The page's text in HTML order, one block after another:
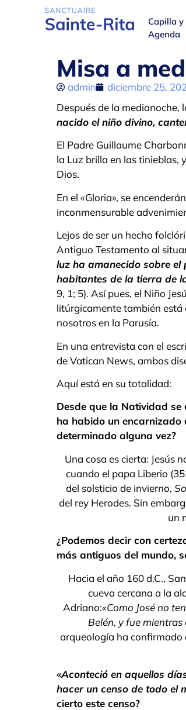
Capilla
Agenda
Misa a
admin diciembre 25,
Después de la medianoche,
nacido el niño divino,
El Padre Guillaume
la Luz brilla en las tinieblas,
Dios.
En el «Gloria», se
inconmensurable
Lejos de ser un hecho
Antiguo Testamento al
luz ha amanecido sobre
habitantes de la tierra de
9, 1; 5). Así pues, el Niño
litúrgicamente también está
nosotros en la Parusía.
En una entrevista con el
de Vatican News, ambos
Aquí está en su totalidad:
Desde que la Natividad
ha habido un encarnizado
determinado alguna vez?
Una cosa es cierta: Jesús
cuando el papa Liberio
del solsticio de invierno,
del rey Herodes. Sin
un
¿Podemos decir con
más antiguos del mundo,
Hacia el año 160 d.C.,
cueva cercana a la
Adriano:«Como José no
Belén, y fue
arqueología ha confirmado
«Aconteció en aquellos
hacer un censo de todo el
cierto este censo?